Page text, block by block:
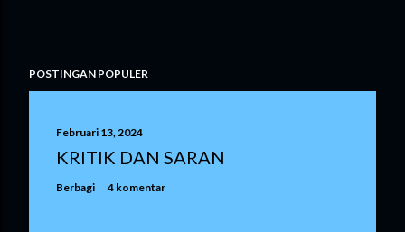
POSTINGAN POPULER
Februari 13, 2024
KRITIK DAN SARAN
Berbagi 4 komentar